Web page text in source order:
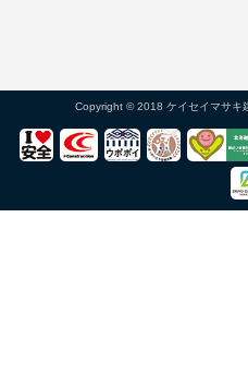
Copyright © 2018 ケイセイマサキ